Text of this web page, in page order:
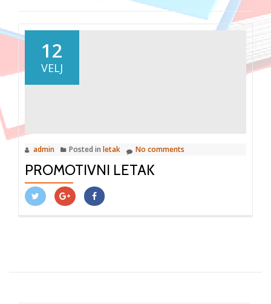
12
VELJ
admin Posted in letak No comments
PROMOTIVNI LETAK